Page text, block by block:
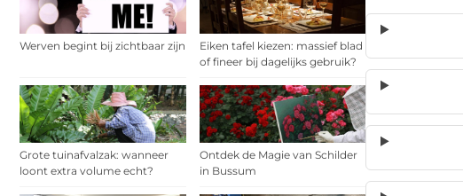
Werven begint bij zichtbaar zijn
Eiken tafel kiezen: massief blad
of fineer bij dagelijks gebruik?
Grote tuinafvalzak: wanneer
loont extra volume echt?
Ontdek de Magie van Schilder
in Bussum